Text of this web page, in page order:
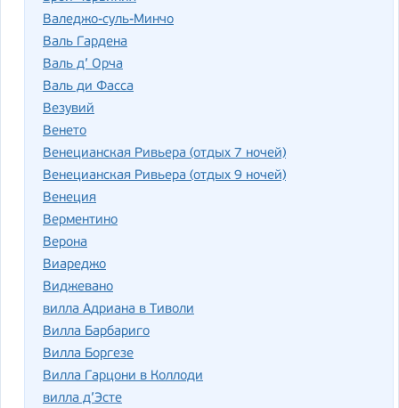
Валеджо-суль-Минчо
Валь Гардена
Валь д’ Орча
Валь ди Фасса
Везувий
Венето
Венецианская Ривьера (отдых 7 ночей)
Венецианская Ривьера (отдых 9 ночей)
Венеция
Верментино
Верона
Виареджо
Виджевано
вилла Адриана в Тиволи
Вилла Барбариго
Вилла Боргезе
Вилла Гарцони в Коллоди
вилла д’Эсте